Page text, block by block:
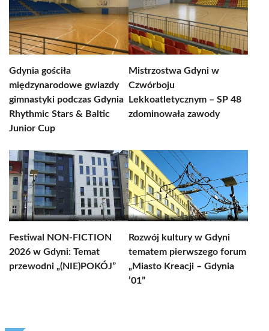
Gdynia gościła
międzynarodowe gwiazdy
gimnastyki podczas Gdynia
Rhythmic Stars & Baltic
Junior Cup
Mistrzostwa Gdyni w
Czwórboju
Lekkoatletycznym – SP 48
zdominowała zawody
Festiwal NON-FICTION
2026 w Gdyni: Temat
przewodni „(NIE)POKÓJ”
Rozwój kultury w Gdyni
tematem pierwszego forum
„Miasto Kreacji – Gdynia
’01”